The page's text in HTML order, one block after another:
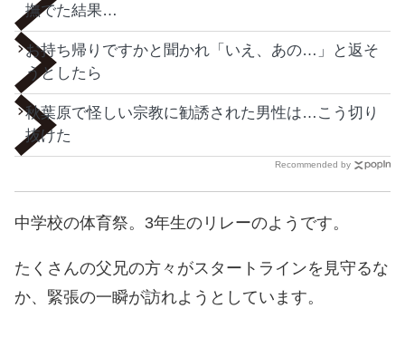
撫でた結果…
お持ち帰りですかと聞かれ「いえ、あの…」と返そ
うとしたら
秋葉原で怪しい宗教に勧誘された男性は…こう切り
抜けた
Recommended by
中学校の体育祭。3年生のリレーのようです。
たくさんの父兄の方々がスタートラインを見守るな
か、緊張の一瞬が訪れようとしています。